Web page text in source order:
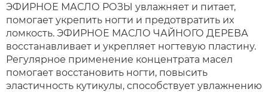
ЭФИРНОЕ МАСЛО РОЗЫ увлажняет и питает,
помогает укрепить ногти и предотвратить их
ломкость. ЭФИРНОЕ МАСЛО ЧАЙНОГО ДЕРЕВА
восстанавливает и укрепляет ногтевую пластину.
Регулярное применение концентрата масел
помогает восстановить ногти, повысить
эластичность кутикулы, способствует увлажнению